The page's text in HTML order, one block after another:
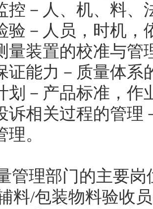
控－人、机、料、
验－人员，时机，
量装置的校准与管
证能力－质量体系
划－产品标准，作
诉相关过程的管理
。
管理部门的主要岗
料/包装物料验收